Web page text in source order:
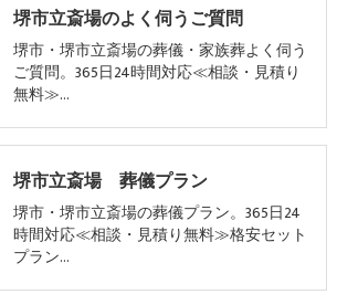
堺市立斎場のよく伺うご質問
堺市・堺市立斎場の葬儀・家族葬よく伺う
ご質問。365日24時間対応≪相談・見積り
無料≫…
堺市立斎場 葬儀プラン
堺市・堺市立斎場の葬儀プラン。365日24
時間対応≪相談・見積り無料≫格安セット
プラン…